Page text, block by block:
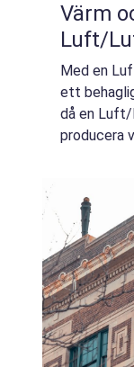
Värm
Luft/
Med en
ett
då en Luft/
producera
värmer sitt